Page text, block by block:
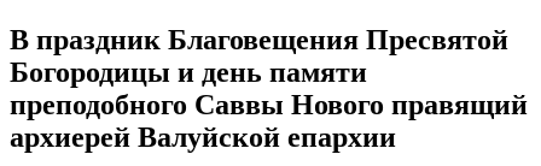
В праздник Благовещения Пресвятой
Богородицы и день памяти
преподобного Саввы Нового правящий
архиерей Валуйской епархии